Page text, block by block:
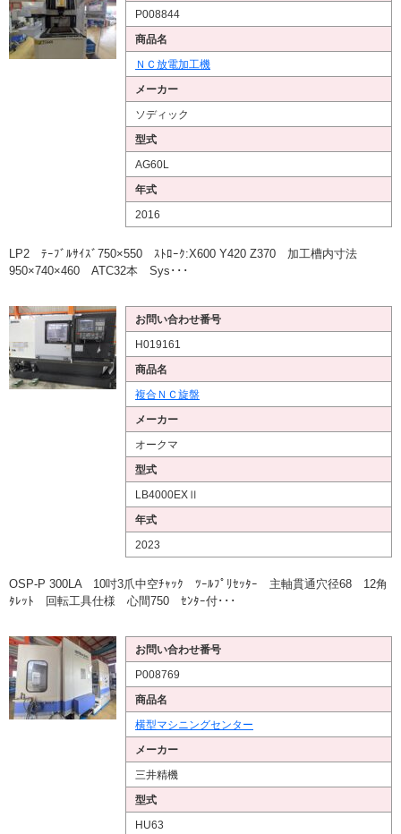
P008844
商品名
ＮＣ放電加工機
メーカー
ソディック
型式
AG60L
年式
2016
LP2 ﾃｰﾌﾞﾙｻｲｽﾞ750×550 ｽﾄﾛｰｸ:X600 Y420 Z370 加工槽内寸法
950×740×460 ATC32本 Sys･･･
お問い合わせ番号
H019161
商品名
複合ＮＣ旋盤
メーカー
オークマ
型式
LB4000EXⅡ
年式
2023
OSP-P 300LA 10吋3爪中空ﾁｬｯｸ ﾂｰﾙﾌﾟﾘｾｯﾀｰ 主軸貫通穴径68 12角
ﾀﾚｯﾄ 回転工具仕様 心間750 ｾﾝﾀｰ付･･･
お問い合わせ番号
P008769
商品名
横型マシニングセンター
メーカー
三井精機
型式
HU63